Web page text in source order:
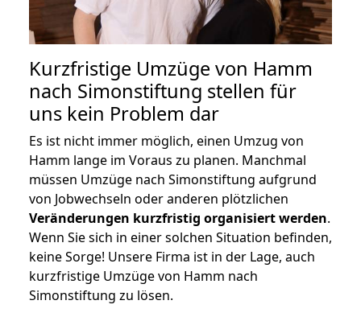
Kurzfristige Umzüge von Hamm
nach Simonstiftung stellen für
uns kein Problem dar
Es ist nicht immer möglich, einen Umzug von
Hamm lange im Voraus zu planen. Manchmal
müssen Umzüge nach Simonstiftung aufgrund
von Jobwechseln oder anderen plötzlichen
Veränderungen kurzfristig organisiert werden.
Wenn Sie sich in einer solchen Situation befinden,
keine Sorge! Unsere Firma ist in der Lage, auch
kurzfristige Umzüge von Hamm nach
Simonstiftung zu lösen.